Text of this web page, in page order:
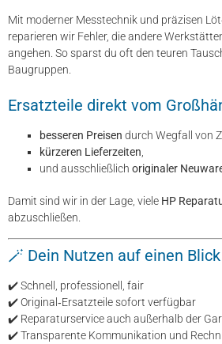
Mit moderner Messtechnik und präzisen
reparieren wir Fehler, die andere
angehen. So sparst du oft den teuren
Baugruppen.
Ersatzteile direkt vom
besseren Preisen durch Wegfall von
kürzeren Lieferzeiten,
und ausschließlich originaler
Damit sind wir in der Lage, viele HP
abzuschließen.
🪄 Dein Nutzen auf einen Blick
✔️ Schnell, professionell, fair
✔️ Original‑Ersatzteile sofort verfügbar
✔️ Reparaturservice auch außerhalb der
✔️ Transparente Kommunikation und